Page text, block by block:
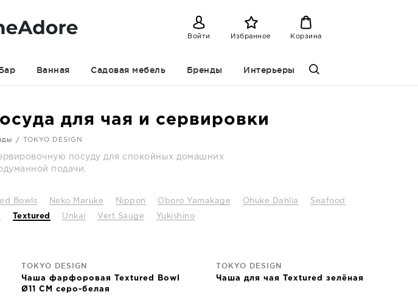
Войти Избранное Корзина
Ванная Садовая мебель Бренды Интерьеры
для чая и сервировки
TOKYO DESIGN
посуду для спокойных домашних
подачи.
Bowls Neko Maruke Nippon Oboro Yamakage Ohuke Dahlia Seafood
Textured Unkai Vert Sauge Yukishino
TOKYO DESIGN
Чаша фарфоровая Textured Bowl
Ø11 CM серо-белая
TOKYO DESIGN
Чаша для чая Textured зелёная